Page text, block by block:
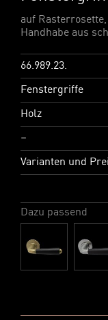
auf
Handhabe aus
66.989.23.
Fenstergriffe
Holz
–
Varianten und
Dazu passend